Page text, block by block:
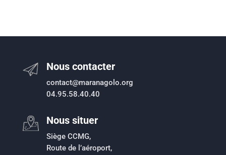
Nous contacter
contact@maranagolo.org
04.95.58.40.40
Nous situer
Siège CCMG,
Route de l’aéroport,